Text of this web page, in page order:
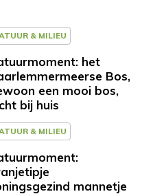
& MILIEU
het
Bos,
een mooi bos,
bij huis
& MILIEU
mannetje